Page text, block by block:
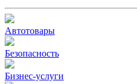
Автотовары
Безопасность
Бизнес-услуги